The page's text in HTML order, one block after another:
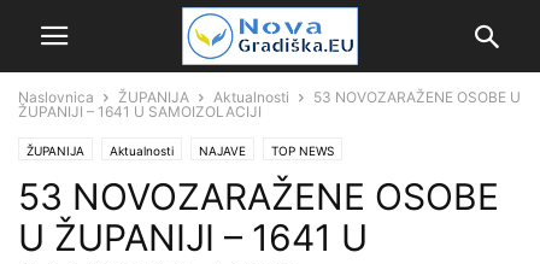
Naslovnica ŽUPANIJA Aktualnosti
53 NOVOZARAŽENE OSOBE U
ŽUPANIJI – 1641 U SAMOIZOLACIJI
ŽUPANIJA Aktualnosti NAJAVE TOP NEWS
53 NOVOZARAŽENE OSOBE
U ŽUPANIJI – 1641 U